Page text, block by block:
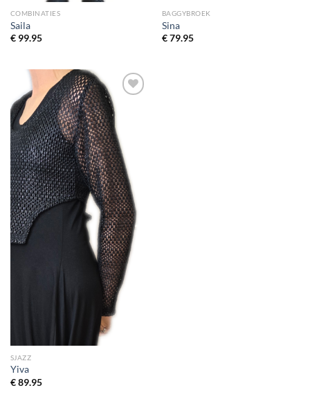
COMBINATIES
Saila
€99.95
BAGGYBROEK
Sina
€79.95
Toevoegen
aan
wenslijst
SJAZZ
Yiva
€89.95